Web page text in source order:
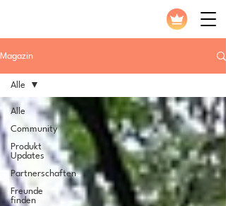
Magazin
Alle
Community
Produkt
Updates
Partnerschaften
Freunde
finden
Alle